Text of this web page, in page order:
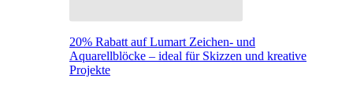
20% Rabatt auf Lumart Zeichen- und
Aquarellblöcke – ideal für Skizzen und kreative
Projekte